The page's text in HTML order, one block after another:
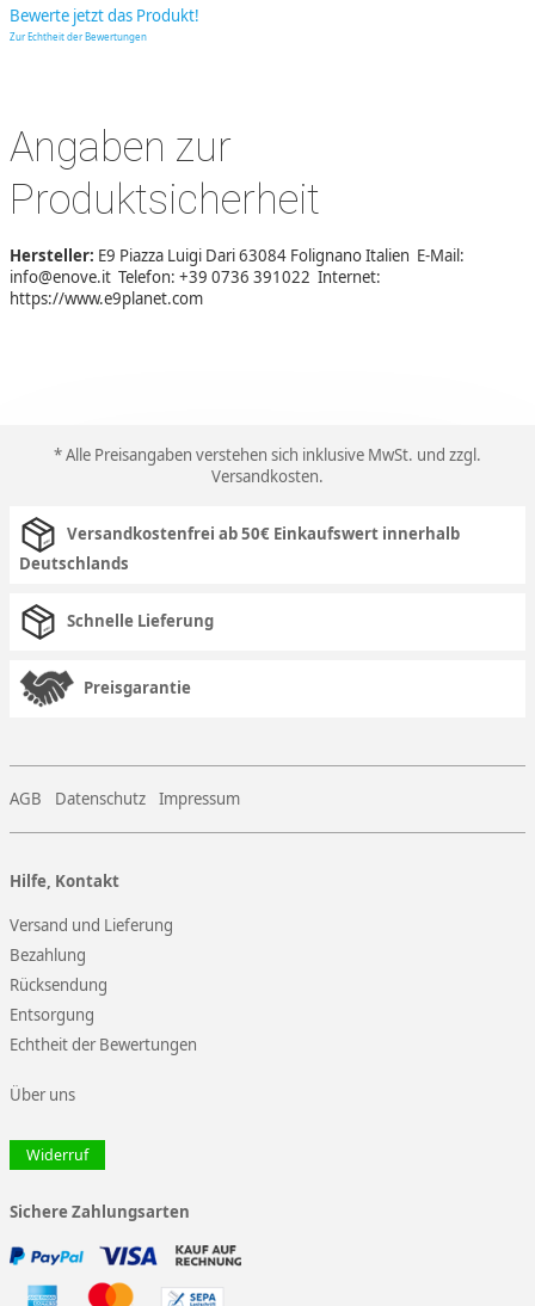
Bewerte jetzt das Produkt!
Zur Echtheit der Bewertungen
Angaben zur
Produktsicherheit
Hersteller: E9 Piazza Luigi Dari 63084 Folignano Italien E-Mail:
info@enove.it Telefon: +39 0736 391022 Internet:
https://www.e9planet.com
* Alle Preisangaben verstehen sich inklusive MwSt. und zzgl.
Versandkosten.
Versandkostenfrei ab 50€ Einkaufswert innerhalb
Deutschlands
Schnelle Lieferung
Preisgarantie
AGB Datenschutz Impressum
Hilfe, Kontakt
Versand und Lieferung
Bezahlung
Rücksendung
Entsorgung
Echtheit der Bewertungen
Über uns
Widerruf
Sichere Zahlungsarten